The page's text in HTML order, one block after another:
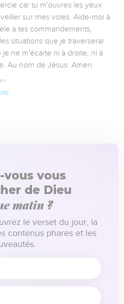
car tu m'ouvres les yeux
sur mes voies. Aide-moi à
à tes commandements,
situations que je traverserai.
ne m'écarte ni à droite, ni à
Au nom de Jésus. Amen.
vous vous
de Dieu
matin ?
le verset du jour, la
contenus phares et les